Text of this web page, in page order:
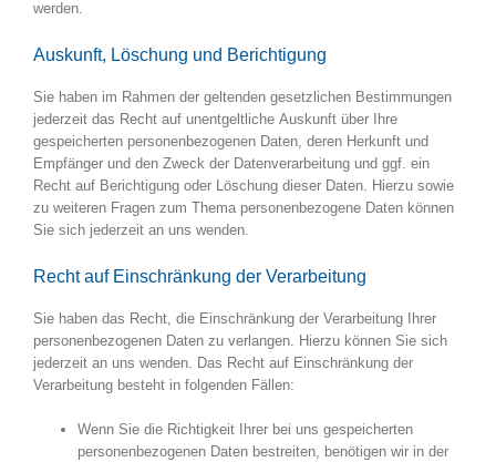
werden.
Auskunft, Löschung und Berichtigung
Sie haben im Rahmen der geltenden gesetzlichen Bestimmungen
jederzeit das Recht auf unentgeltliche Auskunft über Ihre
gespeicherten personenbezogenen Daten, deren Herkunft und
Empfänger und den Zweck der Datenverarbeitung und ggf. ein
Recht auf Berichtigung oder Löschung dieser Daten. Hierzu sowie
zu weiteren Fragen zum Thema personenbezogene Daten können
Sie sich jederzeit an uns wenden.
Recht auf Einschränkung der Verarbeitung
Sie haben das Recht, die Einschränkung der Verarbeitung Ihrer
personenbezogenen Daten zu verlangen. Hierzu können Sie sich
jederzeit an uns wenden. Das Recht auf Einschränkung der
Verarbeitung besteht in folgenden Fällen:
Wenn Sie die Richtigkeit Ihrer bei uns gespeicherten
personenbezogenen Daten bestreiten, benötigen wir in der